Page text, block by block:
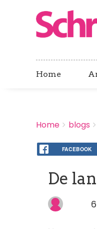
Home
BREADCRUMBS
You
here:
Home blogs
FACEBOOK
De